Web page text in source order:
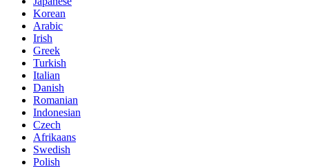
Korean
Arabic
Irish
Greek
Turkish
Italian
Danish
Romanian
Indonesian
Czech
Afrikaans
Swedish
Polish